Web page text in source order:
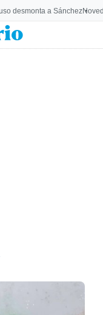
desmonta a Sánchez